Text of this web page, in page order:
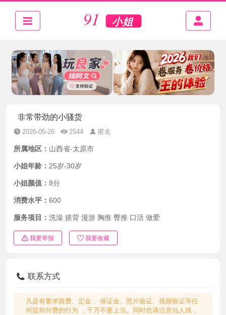
非常带劲的小骚货
2026-05-26 2544 匿名
所属地区： 山西省-太原市
小姐年龄： 25岁-30岁
小姐颜值： 8分
消费水平： 600
服务项目： 洗澡 搓背 漫游 胸推 臀推 口活 做爱
我要举报 我要收藏
联系方式
凡是有要求路费、定金 、保证金、照片验证、视频验证等任
何提前付费的行为 ，千万不要上当。同时也请注意仙人跳，